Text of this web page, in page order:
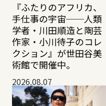
『ふたりのアフリカ、
手仕事の宇宙──人類
学者・川田順造と陶芸
作家・小川待子のコレ
クション』が世田谷美
術館で開催中。
2026.08.07